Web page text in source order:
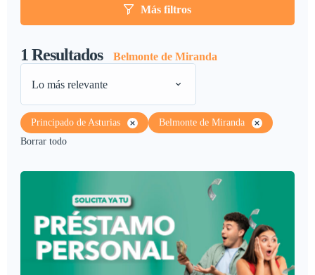
Más filtros
1 Resultados Belmonte de Miranda
Lo más relevante
Principado de Asturias
Belmonte de Miranda
Borrar todo